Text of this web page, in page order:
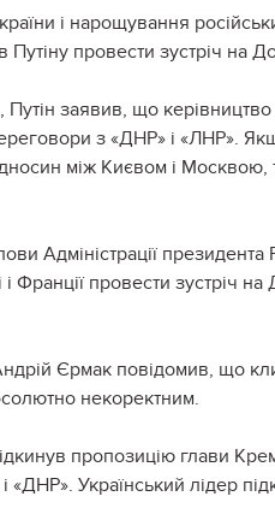
і нарощування
провести зустріч на
заявив, що
з «ДНР» і «ЛНР».
між Києвом і
Адміністрації
Франції провести зустріч
Єрмак повідомив, що
некоректним.
пропозицію глави
«ДНР». Український лідер